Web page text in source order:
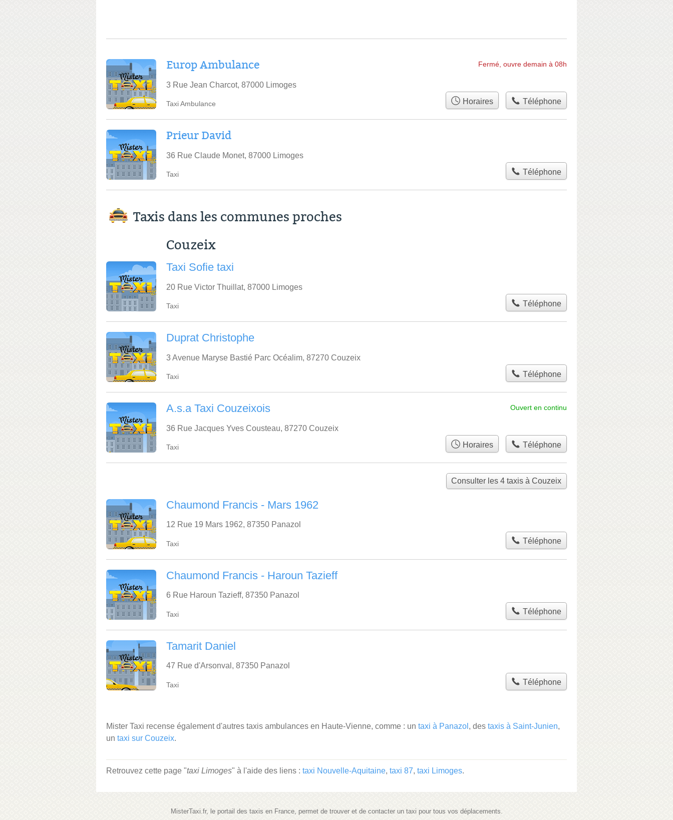
Europ Ambulance
3 Rue Jean Charcot, 87000 Limoges
Fermé, ouvre demain à 08h
Taxi Ambulance Horaires Téléphone
Prieur David
36 Rue Claude Monet, 87000 Limoges
Taxi Téléphone
Taxis dans les communes proches
Couzeix
Taxi Sofie taxi
20 Rue Victor Thuillat, 87000 Limoges
Taxi Téléphone
Duprat Christophe
3 Avenue Maryse Bastié Parc Océalim, 87270 Couzeix
Taxi Téléphone
A.s.a Taxi Couzeixois
36 Rue Jacques Yves Cousteau, 87270 Couzeix
Ouvert en continu
Taxi Horaires Téléphone
Consulter les 4 taxis à Couzeix
Chaumond Francis - Mars 1962
12 Rue 19 Mars 1962, 87350 Panazol
Taxi Téléphone
Chaumond Francis - Haroun Tazieff
6 Rue Haroun Tazieff, 87350 Panazol
Taxi Téléphone
Tamarit Daniel
47 Rue d'Arsonval, 87350 Panazol
Taxi Téléphone
Mister Taxi recense également d'autres taxis ambulances en Haute-Vienne, comme : un taxi à Panazol , des taxis à Saint-Junien,
un taxi sur Couzeix.
Retrouvez cette page "taxi Limoges" à l'aide des liens : taxi Nouvelle-Aquitaine, taxi 87, taxi Limoges.
MisterTaxi.fr, le portail des taxis en France, permet de trouver et de contacter un taxi pour tous vos déplacements.